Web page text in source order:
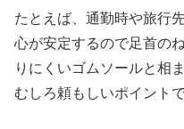
たとえば、通勤時や旅行
心が安定するので足首の
りにくいゴムソールと相
むしろ頼もしいポイントで